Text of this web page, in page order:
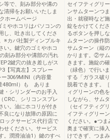
等で、刻み部分や溝の
清掃をお願いいたしま
ホームページ
やホコリはパソコンの
し、吐き出してくださ
※カバ社製ディンプルキ
い。鍵穴のゴミやホコ
刻み部分や溝部の汚れ
鍵穴の抜き差しがス
【写真左】スプレー
3069MINI（内容量
480ml）も ありま
シリンダーのお手入
CRC、シリコンスプレ
い。油にホコリが付き
良になり故障の原因に
ックサービス代行店で
せください。サービス
。潤滑油油1）鍵のすべ
セイフティグリ
ンサムターンつ
出・就寝時など
錠をかけてくだ
るボタンを押し
ムターンの操作
サムターン（縦
かります。②サム
きます。施錠の
（緑色）で行い
する「ガラス破
脱着できます。
ィグリーンの色
しながら、サム
（セイフティグ
イフティグリー
ください。●つ
奥まで確実に挿
けできず、つま